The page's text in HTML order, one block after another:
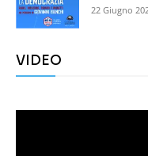
22 Giugno
VIDEO